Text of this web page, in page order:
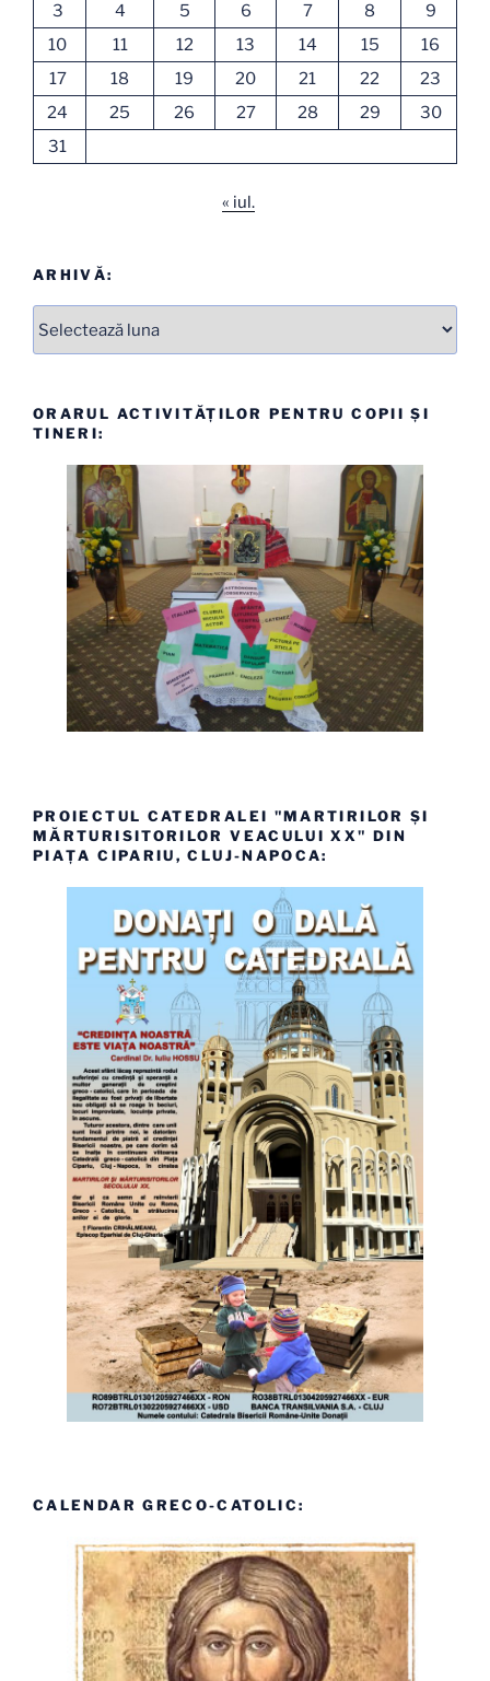
3
4 5 6 7 8
9
10
11 12 13 14 15
16
17
18 19 20 21 22
23
24
25 26 27 28 29
30
31
« iul.
ARHIVĂ:
ORARUL ACTIVITĂȚILOR PENTRU COPII ȘI
TINERI:
PROIECTUL CATEDRALEI "MARTIRILOR ȘI
MĂRTURISITORILOR VEACULUI XX" DIN
PIAȚA CIPARIU, CLUJ-NAPOCA:
CALENDAR GRECO-CATOLIC: